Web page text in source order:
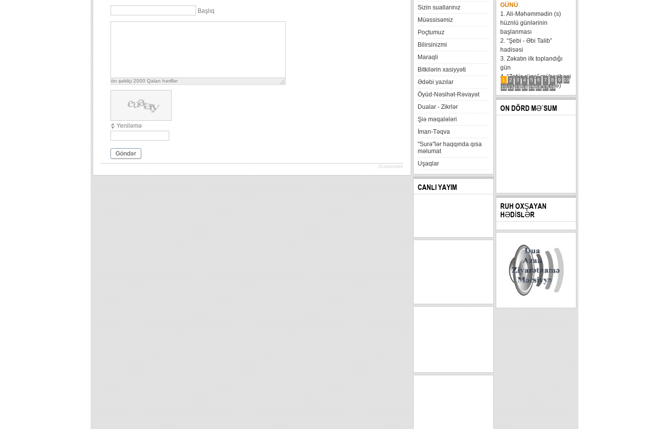
Başlıq
ön şəkilçi 2000 Qalan həriflər
Yeniləmə
Göndər
JComments
Sizin suallarınız
Müəssisəmiz
Poçtumuz
Bilirsinizmi
Maraqli
Bitkilərin xasiyyəti
Ədəbi yazılar
Öyüd-Nəsihət-Rəvayət
Dualar - Zikrlər
Şiə məqalələri
İman-Təqva
"Surə"lər haqqında qısa
məlumat
Uşaqlar
CANLI YAYIM
1 2 3 4 5 6 7 8 9
10
11 12 13 14 15 16 17 18
GÜNÜ
1. Ali-Məhəmmədin (s)
hüznlü günlərinin
başlanması
2. “Şebi - Əbi Talib”
hadisəsi
3. Zəkatın ilk toplandığı
gün
4. “Zatür-rüqa” müharibəsi
5. Həzrət Hüseynin (ə)
karvanının Bəni Məqatilin
qəsrinə çatması
6....
ON DÖRD MƏ`SUM
RUH OXŞAYAN
HƏDİSLƏR